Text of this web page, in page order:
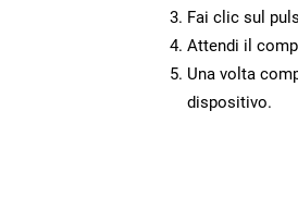
Fai clic sul
Attendi il
Una volta
dispositivo.